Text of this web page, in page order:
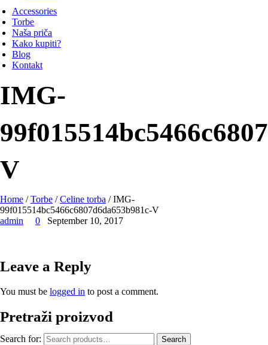
Accessories
Torbe
Naša priča
Kako kupiti?
Blog
Kontakt
IMG-
V
Home /Torbe /Celine torba / IMG-
99f015514bc5466c6807d6da653b981c-V
admin
0 September 10, 2017
Leave a Reply
You must be logged in to post a comment.
Pretraži proizvod
Search for: Search